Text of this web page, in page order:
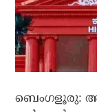
ബെംഗളൂരു: